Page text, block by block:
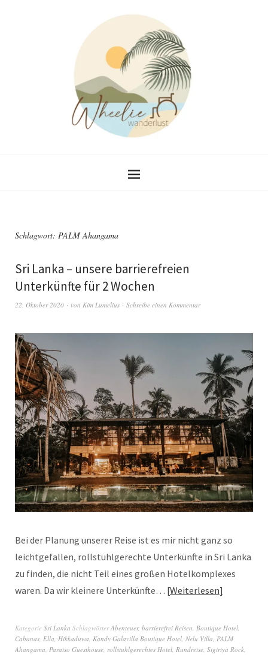
Schlagwort: PALM Ahangama
Sri Lanka – unsere barrierefreien
Unterkünfte für 2 Wochen
22. Oktober 2020 von Kim Lumelius Schreibe einen Kommentar
Bei der Planung unserer Reise ist es mir nicht ganz so
leichtgefallen, rollstuhlgerechte Unterkünfte in Sri Lanka
zu finden, die nicht Teil eines großen Hotelkomplexes
waren. Da wir kleinere Unterkünfte… Weiterlesen
Kategorie Sri Lanka SchlagwörterAbenteuer, barrierefrei Reisen, Boutique Hotel,
Cabanas, Ella, Hikkaduwa, Kandy Galavilla Boutique Hotel, Nelu Villa, PALM
Ahangama, Paraiso Guesthouse, rollstuhlgerechtes Hotel, Rundreise, Sigiriya Rock,